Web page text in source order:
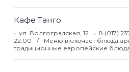
Кафе Танго
ул. Волгоградская, 12 8 (017)
22:00
Меню включает блюда
традиционные европейские